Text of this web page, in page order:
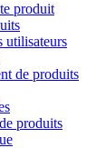
produit
utilisateurs
de produits
produits